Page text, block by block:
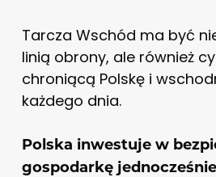
Tarcza Wschód ma być
linią obrony, ale również
chroniącą Polskę i
każdego dnia.
Polska inwestuje w
gospodarkę jednocześnie